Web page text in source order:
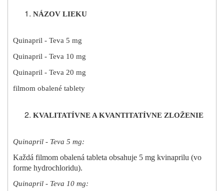
NÁZOV LIEKU
Quinapril - Teva 5 mg
Quinapril - Teva 10 mg
Quinapril - Teva 20 mg
filmom obalené tablety
KVALITATÍVNE A KVANTITATÍVNE ZLOŽENIE
Quinapril - Teva 5 mg:
Každá filmom obalená tableta obsahuje 5 mg kvinaprilu (vo
forme hydrochloridu).
Quinapril - Teva 10 mg: